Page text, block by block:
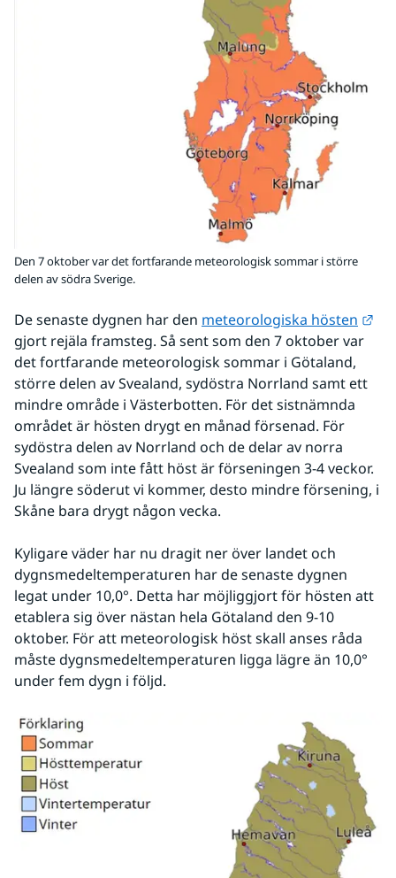
Den 7 oktober var det fortfarande meteorologisk sommar i större
delen av södra Sverige.
De senaste dygnen har den meteorologiska hösten
gjort rejäla framsteg. Så sent som den 7 oktober var
det fortfarande meteorologisk sommar i Götaland,
större delen av Svealand, sydöstra Norrland samt ett
mindre område i Västerbotten. För det sistnämnda
området är hösten drygt en månad försenad. För
sydöstra delen av Norrland och de delar av norra
Svealand som inte fått höst är förseningen 3-4 veckor.
Ju längre söderut vi kommer, desto mindre försening, i
Skåne bara drygt någon vecka.
Kyligare väder har nu dragit ner över landet och
dygnsmedeltemperaturen har de senaste dygnen
legat under 10,0°. Detta har möjliggjort för hösten att
etablera sig över nästan hela Götaland den 9-10
oktober. För att meteorologisk höst skall anses råda
måste dygnsmedeltemperaturen ligga lägre än 10,0°
under fem dygn i följd.